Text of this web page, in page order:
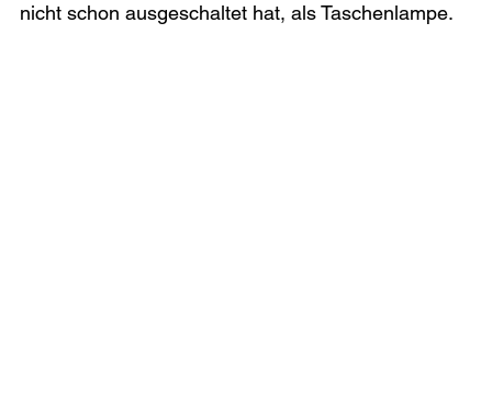
nicht schon ausgeschaltet hat, als Taschenlampe.